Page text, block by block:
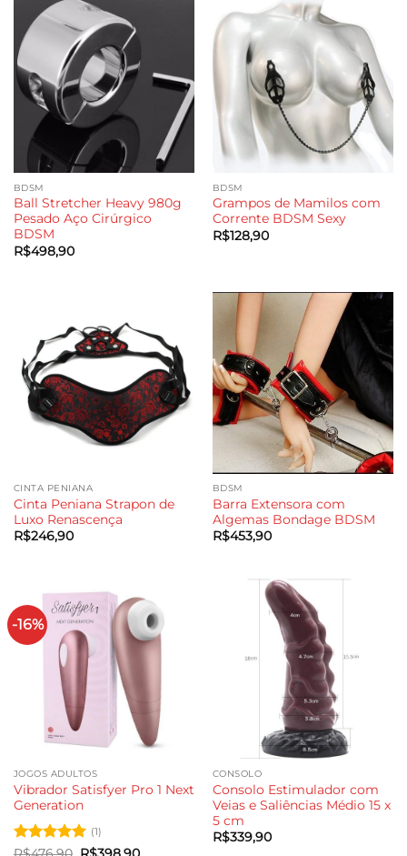
BDSM
Ball Stretcher Heavy 980g
Pesado Aço Cirúrgico
BDSM
R$498,90
BDSM
Grampos de Mamilos com
Corrente BDSM Sexy
R$128,90
CINTA PENIANA
Cinta Peniana Strapon de
Luxo Renascença
R$246,90
BDSM
Barra Extensora com
Algemas Bondage BDSM
R$453,90
-16%
JOGOS ADULTOS
Vibrador Satisfyer Pro 1 Next
Generation
Avaliação 5
(1)
O O
CONSOLO
Consolo Estimulador com
Veias e Saliências Médio 15 x
5 cm
R$339,90